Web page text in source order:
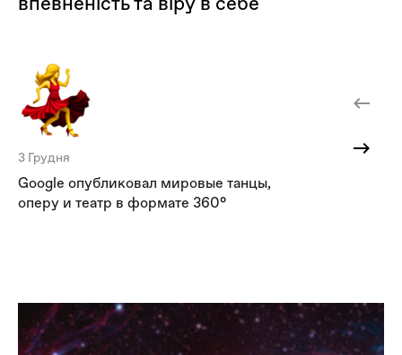
3 Грудня
Google опубликовал мировые танцы,
оперу и театр в формате 360°